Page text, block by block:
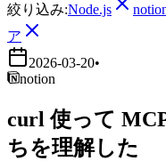
絞り込み:Node.js
ア
2026-03-20•
notion
curl 使って
ちを理解した